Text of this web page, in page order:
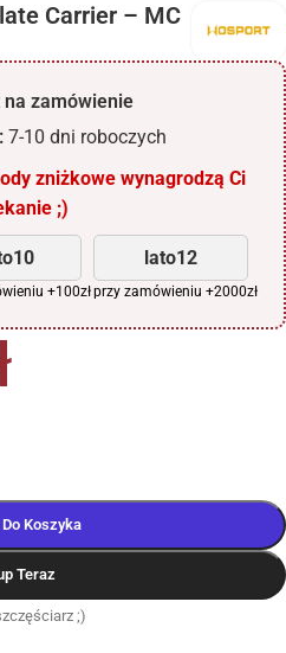
Carrier – MC
na zamówienie
7-10 dni roboczych
zniżkowe wynagrodzą Ci
;)
+100zł
lato12
przy zamówieniu +2000zł
Koszyka
Teraz
;)